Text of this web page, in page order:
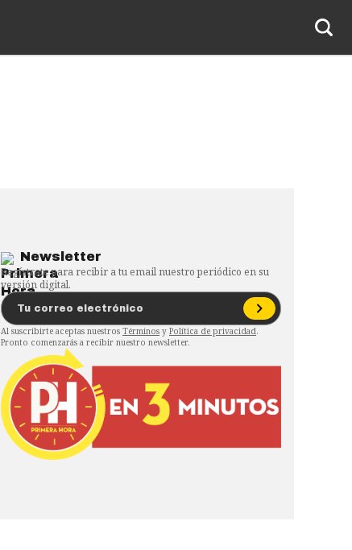
Newsletter
Regístrate para recibir a tu email nuestro periódico en su
versión digital.
Al suscribirte aceptas nuestros Términos y Política de privacidad.
Pronto comenzarás a recibir nuestro newsletter.